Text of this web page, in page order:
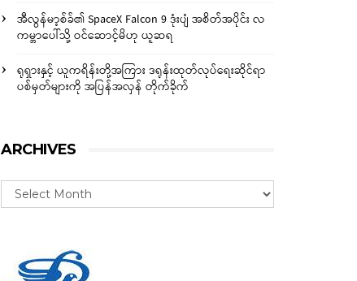
အီလွန်မာ့စ်ခ်၏ SpaceX Falcon 9 ဒုံးပျံ အစိတ်အပိုင်း လ
ကမ္ဘာပေါ်သို့ ဝင်ဆောင့်မိဟု ယူဆရ
ရုရှားနှင့် ယူကရိန်းတို့အကြား ဒရုန်းထုတ်လုပ်ရေးဆိုင်ရာ
ပစ်မှတ်များကို အပြန်အလှန် တိုက်ခိုက်
ARCHIVES